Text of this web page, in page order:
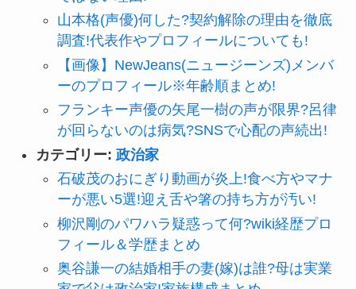
山本格(声優)何した?契約解除の理由を徹底
調査!代表作やプロフィールについても!
【画像】NewJeans(ニュージーンズ)メンバ
ーのプロフィール※年齢順まとめ!
フランキー声優の矢尾一樹の声が限界?呂律
が回らないのは病気?SNSで心配の声続出!
カテゴリー: 政治家
石破茂のおにぎり動画が炎上!食べ方やマナ
ーが悪い5選!迎え舌や箸の持ち方が汚い!
柳沢剛のパワハラ疑惑って何?wiki経歴プロ
フィール＆学歴まとめ
奥谷謙一の結婚相手の妻(嫁)は誰?母は実業